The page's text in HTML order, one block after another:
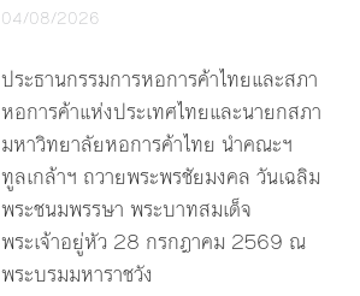
04/08/2026
ประธานกรรมการหอการค้าไทยและสภา
หอการค้าแห่งประเทศไทยและนายกสภา
มหาวิทยาลัยหอการค้าไทย นำคณะฯ
ทูลเกล้าฯ ถวายพระพรชัยมงคล วันเฉลิม
พระชนมพรรษา พระบาทสมเด็จ
พระเจ้าอยู่หัว 28 กรกฎาคม 2569 ณ
พระบรมมหาราชวัง